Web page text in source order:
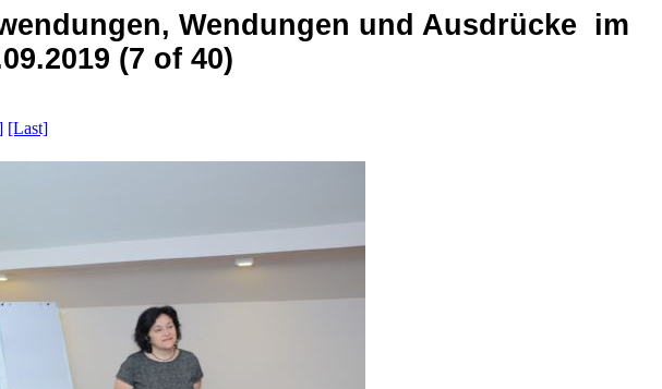
Wendungen und Ausdrücke im
(7 of 40)
[Last]